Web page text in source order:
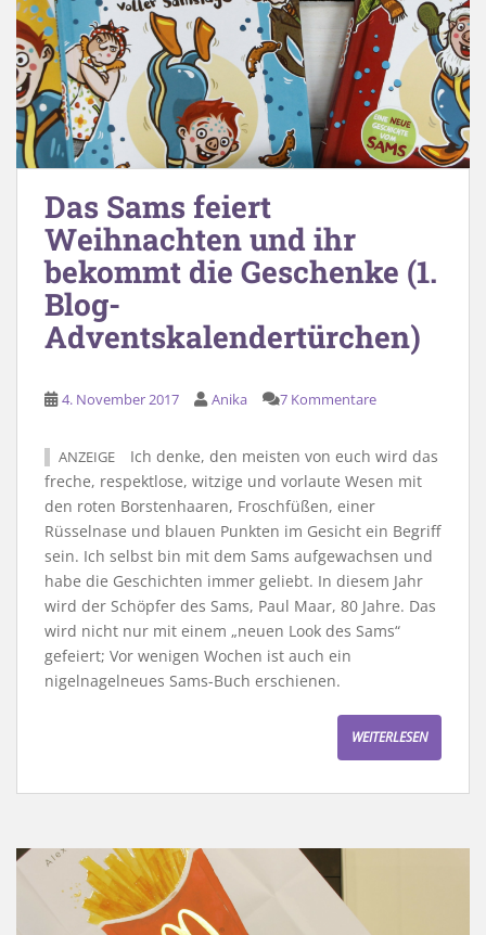
Das Sams feiert
Weihnachten und ihr
bekommt die Geschenke (1.
Blog-
Adventskalendertürchen)
4. November 2017 Anika 7 Kommentare
ANZEIGE
Ich denke, den meisten von euch wird das
freche, respektlose, witzige und vorlaute Wesen mit
den roten Borstenhaaren, Froschfüßen, einer
Rüsselnase und blauen Punkten im Gesicht ein Begriff
sein. Ich selbst bin mit dem Sams aufgewachsen und
habe die Geschichten immer geliebt. In diesem Jahr
wird der Schöpfer des Sams, Paul Maar, 80 Jahre. Das
wird nicht nur mit einem „neuen Look des Sams“
gefeiert; Vor wenigen Wochen ist auch ein
nigelnagelneues Sams-Buch erschienen.
WEITERLESEN